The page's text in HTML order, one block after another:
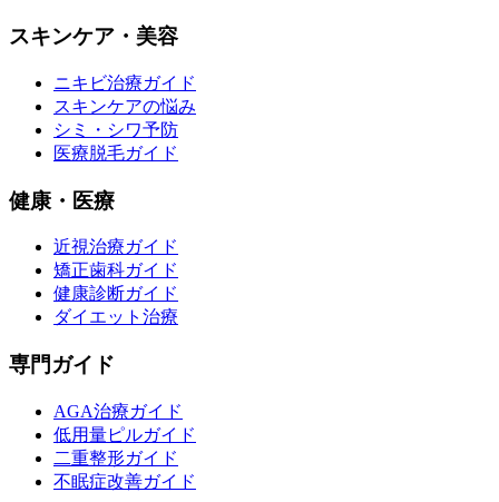
スキンケア・美容
ニキビ治療ガイド
スキンケアの悩み
シミ・シワ予防
医療脱毛ガイド
健康・医療
近視治療ガイド
矯正歯科ガイド
健康診断ガイド
ダイエット治療
専門ガイド
AGA治療ガイド
低用量ピルガイド
二重整形ガイド
不眠症改善ガイド